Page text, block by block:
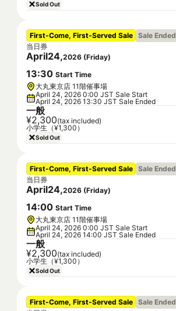
Sold Out
First-Come, First-Served Sale Sale Ended
当日券
April24,2026 (Friday)
13:30 Start Time
大丸東京店 11階催事場
April 24, 2026 0:00 JST Sale Start
April 24, 2026 13:30 JST Sale Ended
一般
¥2,300(tax included)
小学生（¥1,300）
Sold Out
First-Come, First-Served Sale Sale Ended
当日券
April24,2026 (Friday)
14:00 Start Time
大丸東京店 11階催事場
April 24, 2026 0:00 JST Sale Start
April 24, 2026 14:00 JST Sale Ended
一般
¥2,300(tax included)
小学生（¥1,300）
Sold Out
First-Come, First-Served Sale Sale Ended